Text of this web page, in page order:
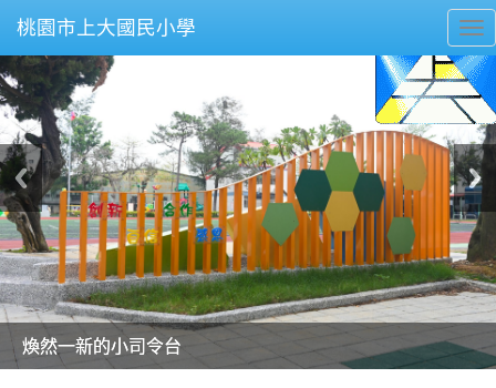
桃園市上大國民小學
美麗的操場是我們活力的來源
美麗的操場是我們活力的來源
煥然一新的小司令台
煥然一新的小司令台
富含桃園埤塘田園風光意象的中廊
富含桃園埤塘田園風光意象的中廊
嶄新的中庭廣場
嶄新的中庭廣場
水生池生生不息
水生池生生不息